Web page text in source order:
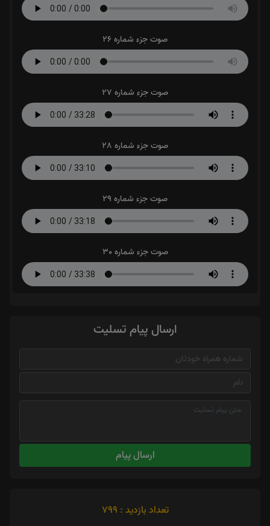
صوت جزء شماره 26
صوت جزء شماره 27
صوت جزء شماره 28
صوت جزء شماره 29
صوت جزء شماره 30
ارسال پیام تسلیت
ارسال پیام
تعداد بازدید : 799